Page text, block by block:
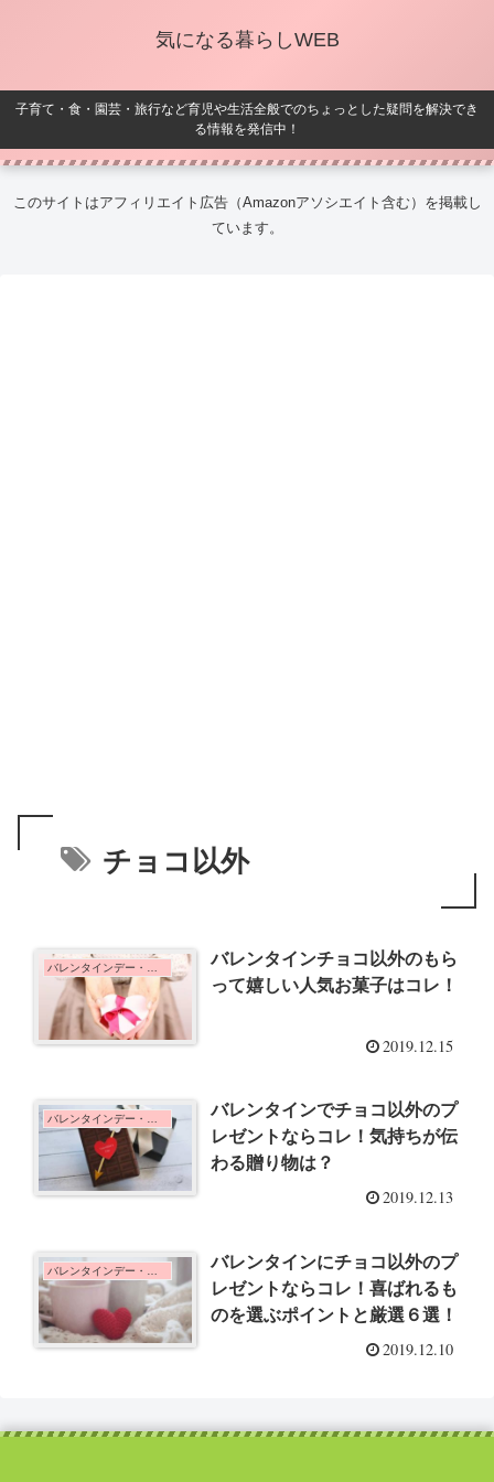
気になる暮らしWEB
子育て・食・園芸・旅行など育児や生活全般でのちょっとした疑問を解決でき
る情報を発信中！
このサイトはアフィリエイト広告（Amazonアソシエイト含む）を掲載し
ています。
チョコ以外
バレンタインチョコ以外のもら
って嬉しい人気お菓子はコレ！
2019.12.15
バレンタインでチョコ以外のプ
レゼントならコレ！気持ちが伝
わる贈り物は？
2019.12.13
バレンタインにチョコ以外のプ
レゼントならコレ！喜ばれるも
のを選ぶポイントと厳選６選！
2019.12.10